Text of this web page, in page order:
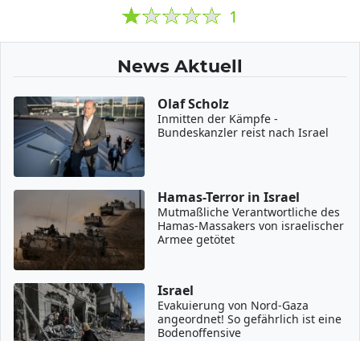
1
News Aktuell
Olaf Scholz
Inmitten der Kämpfe -
Bundeskanzler reist nach Israel
Hamas-Terror in Israel
Mutmaßliche Verantwortliche des
Hamas-Massakers von israelischer
Armee getötet
Israel
Evakuierung von Nord-Gaza
angeordnet! So gefährlich ist eine
Bodenoffensive